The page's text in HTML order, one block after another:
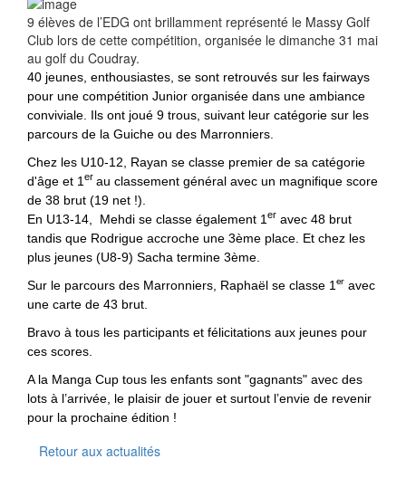
9 élèves de l’EDG ont brillamment représenté le Massy Golf
Club lors de cette compétition, organisée le dimanche 31 mai
au golf du Coudray.
40 jeunes, enthousiastes, se sont retrouvés sur les fairways
pour une compétition Junior organisée dans une ambiance
conviviale. Ils ont joué 9 trous, suivant leur catégorie sur les
parcours de la Guiche ou des Marronniers.
Chez les U10-12, Rayan se classe premier de sa catégorie
d'âge et 1 er au classement général avec un magnifique score
de 38 brut (19 net !).
En U13-14, Mehdi se classe également 1 er avec 48 brut
tandis que Rodrigue accroche une 3ème place. Et chez les
plus jeunes (U8-9) Sacha termine 3ème.
Sur le parcours des Marronniers, Raphaël se classe 1 er avec
une carte de 43 brut.
Bravo à tous les participants et félicitations aux jeunes pour
ces scores.
A la Manga Cup tous les enfants sont "gagnants" avec des
lots à l’arrivée, le plaisir de jouer et surtout l’envie de revenir
pour la prochaine édition !
Retour aux actualités